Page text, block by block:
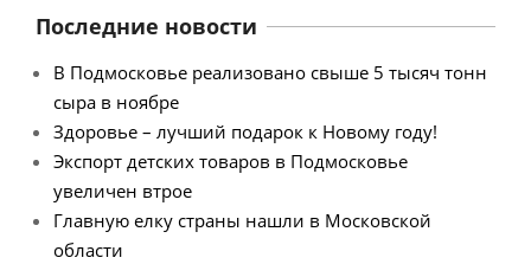
Последние новости
В Подмосковье реализовано свыше 5 тысяч тонн
сыра в ноябре
Здоровье – лучший подарок к Новому году!
Экспорт детских товаров в Подмосковье
увеличен втрое
Главную елку страны нашли в Московской
области